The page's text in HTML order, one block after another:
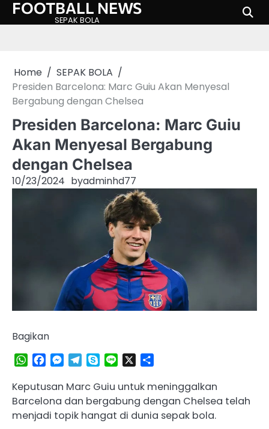
SkipFOOTBALL NEWS
SEPAK BOLA
Home
SEPAK BOLA
Presiden Barcelona: Marc Guiu Akan Menyesal
Bergabung dengan Chelsea
Presiden Barcelona: Marc Guiu
Akan Menyesal Bergabung
dengan Chelsea
10/23/2024 byadminhd77
Bagikan
WhatsApp
Facebook
Messenger
Telegram
SkypeLine
Keputusan Marc Guiu untuk meninggalkan
Barcelona dan bergabung dengan Chelsea telah
menjadi topik hangat di dunia sepak bola.